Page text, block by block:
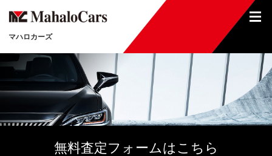
マハロカーズ
無料査定フォームはこちら